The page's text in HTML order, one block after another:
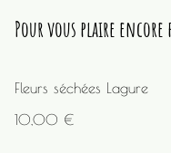
Pour vous plaire encore
Fleurs séchées Lagure
10,00 €